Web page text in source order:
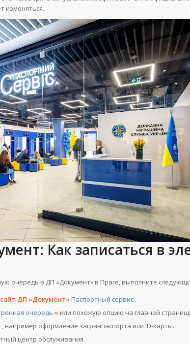
изменяться.
Как записаться в
очередь в ДП «Документ» в Праге, выполните
ДП «Документ» Паспортный сервис .
очередь » или похожую опцию на главной
, например оформление загранпаспорта или ID-карты.
центр обслуживания.